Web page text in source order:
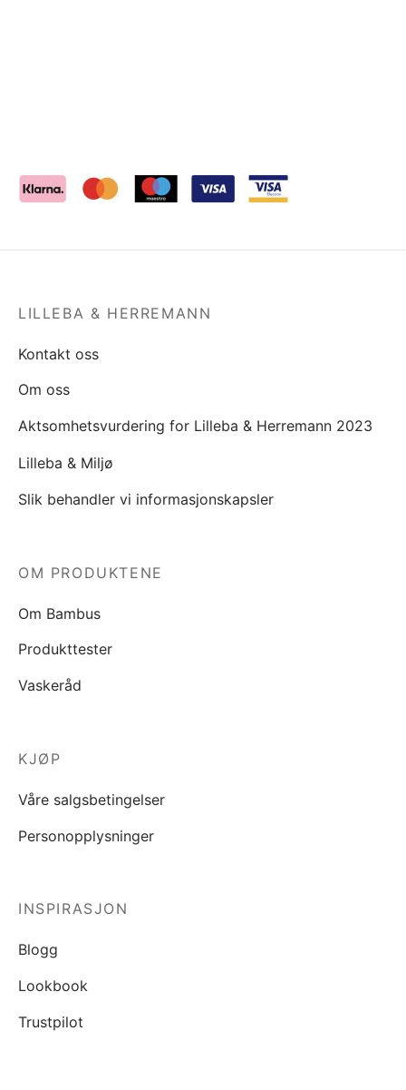
LILLEBA & HERREMANN
Kontakt oss
Om oss
Aktsomhetsvurdering for Lilleba & Herremann 2023
Lilleba & Miljø
Slik behandler vi informasjonskapsler
OM PRODUKTENE
Om Bambus
Produkttester
Vaskeråd
KJØP
Våre salgsbetingelser
Personopplysninger
INSPIRASJON
Blogg
Lookbook
Trustpilot